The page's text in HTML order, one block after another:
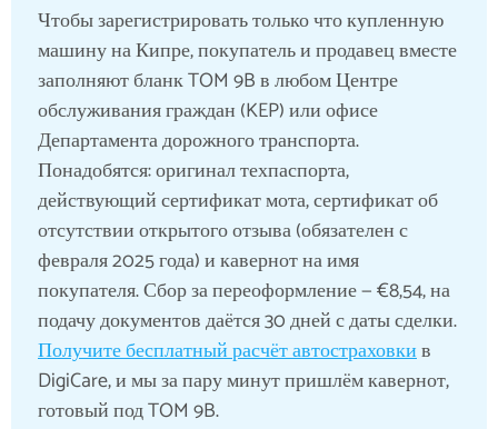
Чтобы зарегистрировать только что купленную
машину на Кипре, покупатель и продавец вместе
заполняют бланк TOM 9B в любом Центре
обслуживания граждан (KEP) или офисе
Департамента дорожного транспорта.
Понадобятся: оригинал техпаспорта,
действующий сертификат мота, сертификат об
отсутствии открытого отзыва (обязателен с
февраля 2025 года) и кавернот на имя
покупателя. Сбор за переоформление — €8,54, на
подачу документов даётся 30 дней с даты сделки.
Получите бесплатный расчёт автостраховкив
DigiCare, и мы за пару минут пришлём кавернот,
готовый под TOM 9B.